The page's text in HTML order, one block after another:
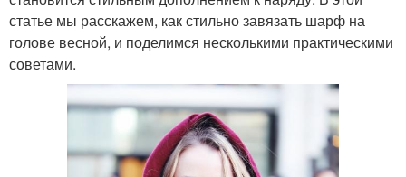
статье мы расскажем, как стильно завязать шарф на
голове весной, и поделимся несколькими практическими
советами.